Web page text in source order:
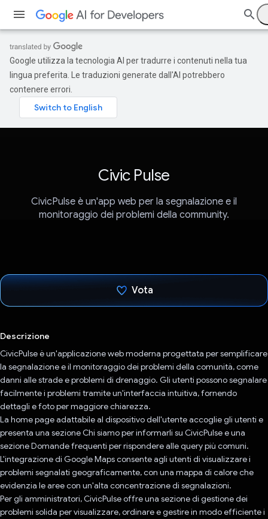
Google utilizza la tecnologia AI per tradurre i contenuti nella tua
lingua preferita. Le traduzioni generate dall'AI potrebbero
contenere errori.
Civic Pulse
CivicPulse è un'app web per la segnalazione e il
monitoraggio dei problemi della community.
Vota
Descrizione
CivicPulse è un'applicazione web moderna progettata per semplificare
la segnalazione e il monitoraggio dei problemi della comunità, come
danni alle strade e problemi di drenaggio. Gli utenti possono segnalare
facilmente i problemi tramite un'interfaccia intuitiva, fornendo
dettagli e foto per maggiore chiarezza.
La home page adattabile al dispositivo dell'utente accoglie gli utenti e
presenta una sezione Chi siamo per informarli su CivicPulse e una
sezione Domande frequenti per rispondere alle query più comuni.
L'integrazione di Google Maps consente agli utenti di visualizzare i
problemi segnalati geograficamente, con una mappa di calore che
evidenzia le aree con un'alta concentrazione di segnalazioni.
Per gli amministratori, CivicPulse offre una sezione di gestione dei
problemi solida per visualizzare, ordinare e gestire in modo efficiente i